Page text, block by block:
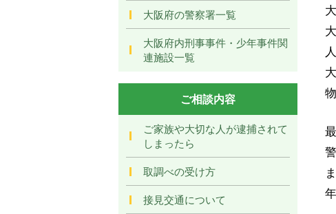
大阪府の警察署一覧
大阪府内刑事事件・少年事件関
連施設一覧
ご相談内容
ご家族や大切な人が逮捕されて
しまったら
取調べの受け方
接見交通について